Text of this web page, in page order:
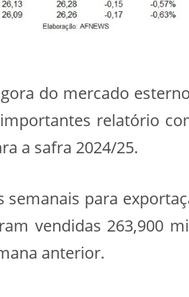
do mercado
relatório
a safra 2024/25.
semanais para
vendidas 263,900
anterior.